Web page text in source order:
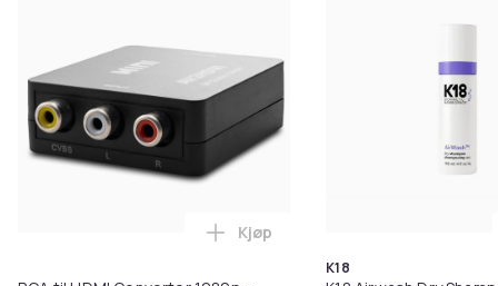
Legg RCA til HDMI Converter
Kjøp
K18